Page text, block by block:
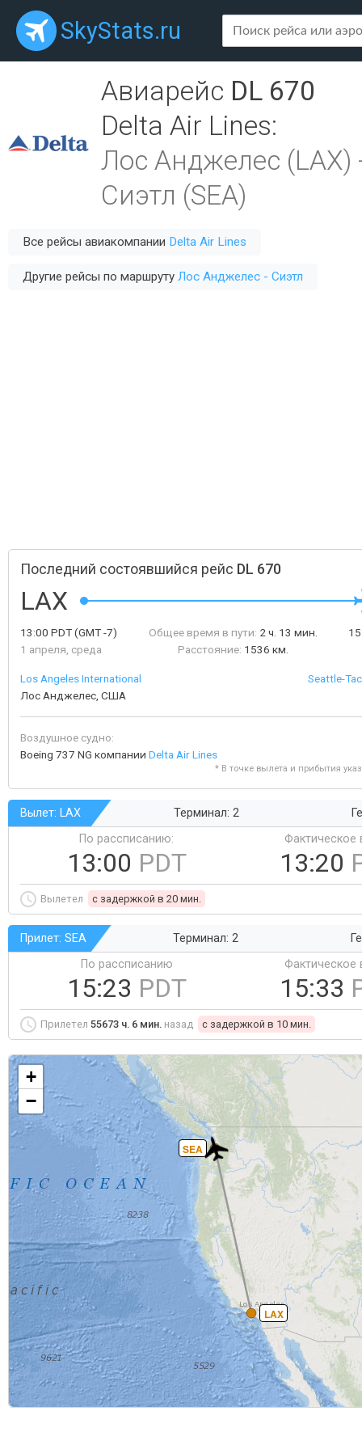
SkyStats.ru
Авиарейс DL 670
Delta Air Lines:
Лос Анджелес (LAX)
Сиэтл (SEA)
Все рейсы авиакомпании Delta Air Lines
Другие рейсы по маршруту Лос Анджелес - Сиэтл
Последний состоявшийся рейс DL 670
LAX
13:00 PDT(GMT -7)
1 апреля, среда
Общее время в пути: 2 ч. 13 мин.
Расстояние: 1536 км.
Los Angeles International
Лос Анджелес, США
Seattle-
Воздушное судно:
Boeing 737 NG компании Delta Air Lines
* В точке вылета и прибытия
Вылет: LAX Терминал: 2
По рассписанию:
13:00 PDT
Фактическое
13:20
Вылетел c задержкой в 20 мин.
Прилет: SEA Терминал: 2
По рассписанию
15:23 PDT
Фактическое
15:33
Прилетел 55673 ч. 6 мин. назад c задержкой в 10 мин.
LAX
SEA
+
−